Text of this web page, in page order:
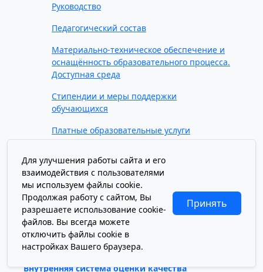
Руководство
Педагогический состав
Материально-техническое обеспечение и
оснащённость образовательного процесса.
Доступная среда
Стипендии и меры поддержки
обучающихся
Платные образовательные услуги
Вакантные места для приема (перевода)
обучающихся
Международное сотрудничество
Организация питания в образовательной
организации
Внутренняя система оценки качества
Для улучшения работы сайта и его
взаимодействия с пользователями
мы используем файлы cookie.
Продолжая работу с сайтом, Вы
разрешаете использование cookie-
файлов. Вы всегда можете
отключить файлы cookie в
настройках Вашего браузера.
Принять